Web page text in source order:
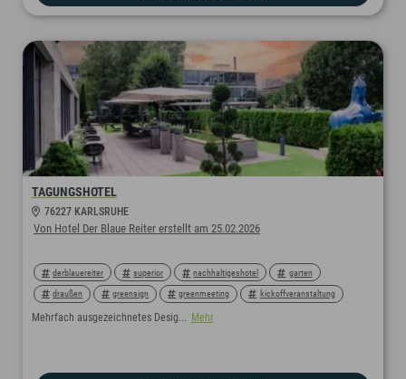
TAGUNGSHOTEL
76227 KARLSRUHE
Von Hotel Der Blaue Reiter erstellt am 25.02.2026
derblauereiter superior nachhaltigeshotel garten
draußen greensign greenmeeting kickoffveranstaltung
kickoff tagungshotel
Mehrfach ausgezeichnetes Desig... Mehr